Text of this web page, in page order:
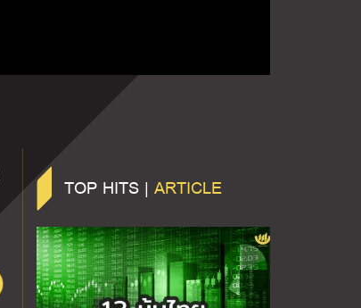
TOP HITS | ARTICLE